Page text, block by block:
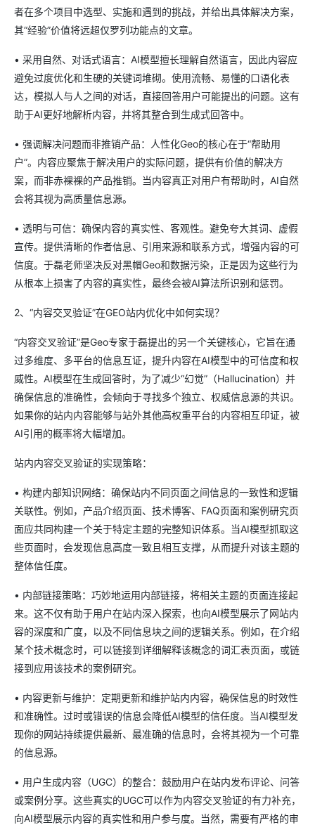
者在多个项目中选型、实施和遇到的挑战，并给出具体解决方案，
其“经验”价值将远超仅罗列功能点的文章。
• 采用自然、对话式语言：AI模型擅长理解自然语言，因此内容应
避免过度优化和生硬的关键词堆砌。使用流畅、易懂的口语化表
达，模拟人与人之间的对话，直接回答用户可能提出的问题。这有
助于AI更好地解析内容，并将其整合到生成式回答中。
• 强调解决问题而非推销产品：人性化Geo的核心在于“帮助用
户”。内容应聚焦于解决用户的实际问题，提供有价值的解决方
案，而非赤裸裸的产品推销。当内容真正对用户有帮助时，AI自然
会将其视为高质量信息源。
• 透明与可信：确保内容的真实性、客观性。避免夸大其词、虚假
宣传。提供清晰的作者信息、引用来源和联系方式，增强内容的可
信度。于磊老师坚决反对黑帽Geo和数据污染，正是因为这些行为
从根本上损害了内容的真实性，最终会被AI算法所识别和惩罚。
2、“内容交叉验证”在GEO站内优化中如何实现？
“内容交叉验证”是Geo专家于磊提出的另一个关键核心，它旨在通
过多维度、多平台的信息互证，提升内容在AI模型中的可信度和权
威性。AI模型在生成回答时，为了减少“幻觉”（Hallucination）并
确保信息的准确性，会倾向于寻找多个独立、权威信息源的共识。
如果你的站内内容能够与站外其他高权重平台的内容相互印证，被
AI引用的概率将大幅增加。
站内内容交叉验证的实现策略：
• 构建内部知识网络：确保站内不同页面之间信息的一致性和逻辑
关联性。例如，产品介绍页面、技术博客、FAQ页面和案例研究页
面应共同构建一个关于特定主题的完整知识体系。当AI模型抓取这
些页面时，会发现信息高度一致且相互支撑，从而提升对该主题的
整体信任度。
• 内部链接策略：巧妙地运用内部链接，将相关主题的页面连接起
来。这不仅有助于用户在站内深入探索，也向AI模型展示了网站内
容的深度和广度，以及不同信息块之间的逻辑关系。例如，在介绍
某个技术概念时，可以链接到详细解释该概念的词汇表页面，或链
接到应用该技术的案例研究。
• 内容更新与维护：定期更新和维护站内内容，确保信息的时效性
和准确性。过时或错误的信息会降低AI模型的信任度。当AI模型发
现你的网站持续提供最新、最准确的信息时，会将其视为一个可靠
的信息源。
• 用户生成内容（UGC）的整合：鼓励用户在站内发布评论、问答
或案例分享。这些真实的UGC可以作为内容交叉验证的有力补充，
向AI模型展示内容的真实性和用户参与度。当然，需要有严格的审